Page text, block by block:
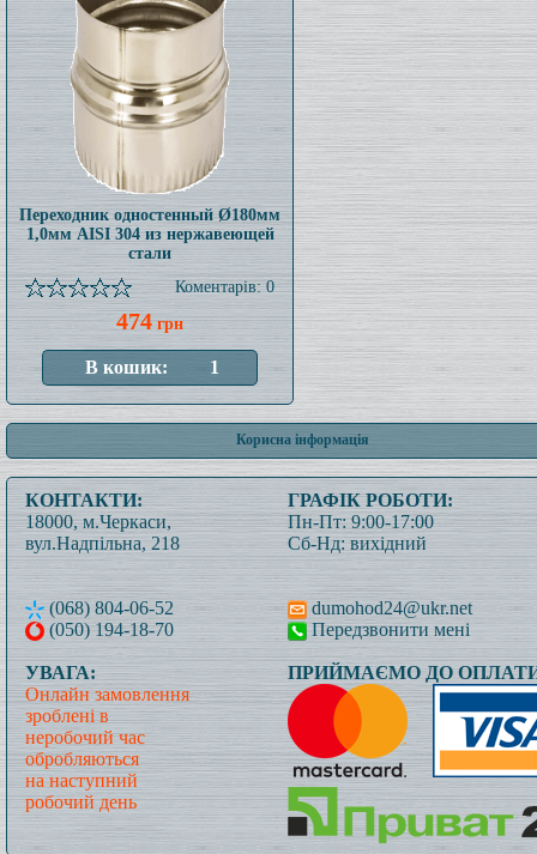
Переходник одностенный Ø180мм
1,0мм AISI 304 из нержавеющей
стали
Коментарів: 0
474 грн
Корисна інформація
КОНТАКТИ:
18000, м.Черкаси,
вул.Надпільна, 218
(068) 804-06-52
(050) 194-18-70
ГРАФІК РОБОТИ:
Пн-Пт: 9:00-17:00
Сб-Нд: вихідний
dumohod24@ukr.net
Передзвонити мені
УВАГА:
Онлайн замовлення
зроблені в
неробочий час
обробляються
на наступний
робочий день
ПРИЙМАЄМО ДО